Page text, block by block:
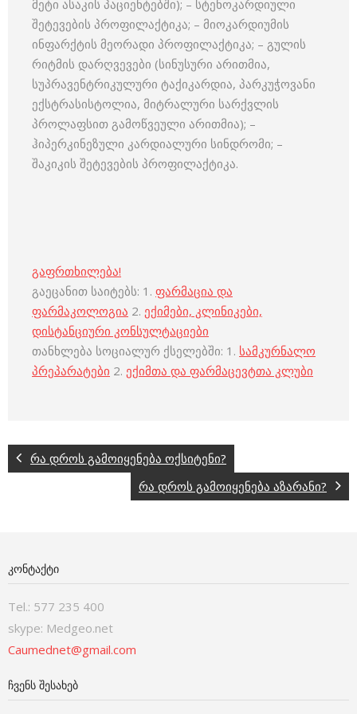
მეტი ასაკის პაციენტებში); – სტენოკარდიული
შეტევების პროფილაქტიკა; – მიოკარდიუმის
ინფარქტის მეორადი პროფილაქტიკა; – გულის
რიტმის დარღვევები (სინუსური არითმია,
სუპრავენტრიკულური ტაქიკარდია, პარკუჭოვანი
ექსტრასისტოლია, მიტრალური სარქვლის
პროლაფსით გამოწვეული არითმია); –
ჰიპერკინეზული კარდიალური სინდრომი; –
შაკიკის შეტევების პროფილაქტიკა.
გაფრთხილება!
გაეცანით საიტებს: 1. ფარმაცია და
ფარმაკოლოგია 2. ექიმები, კლინიკები,
დისტანციური კონსულტაციები
თანხლება სოციალურ ქსელებში: 1. სამკურნალო
პრეპარატები 2. ექიმთა და ფარმაცევტთა კლუბი
რა დროს გამოიყენება ოქსიტენი?
რა დროს გამოიყენება აზარანი?
ᲙᲝᲜᲢᲐᲥᲢᲘ
Tel.: 577 235 400
skype: Medgeo.net
Caumednet@gmail.com
ᲩᲕᲔᲜᲡ ᲨᲔᲡᲐᲮᲔᲑ